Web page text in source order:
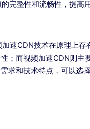
完整性和流畅性，提高
速CDN技术在原理上
；而视频加速CDN则主
求和技术特点，可以选